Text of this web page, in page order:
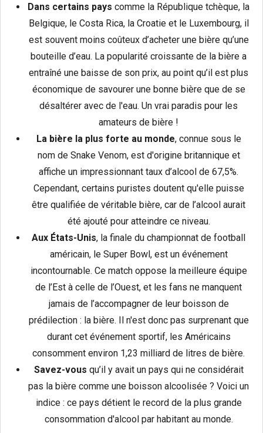
Dans certains pays comme la République tchèque, la
Belgique, le Costa Rica, la Croatie et le Luxembourg, il
est souvent moins coûteux d’acheter une bière qu’une
bouteille d’eau. La popularité croissante de la bière a
entraîné une baisse de son prix, au point qu’il est plus
économique de savourer une bonne bière que de se
désaltérer avec de l'eau. Un vrai paradis pour les
amateurs de bière !
La bière la plus forte au monde, connue sous le
nom de Snake Venom, est d'origine britannique et
affiche un impressionnant taux d’alcool de 67,5%.
Cependant, certains puristes doutent qu'elle puisse
être qualifiée de véritable bière, car de l’alcool aurait
été ajouté pour atteindre ce niveau.
Aux États-Unis, la finale du championnat de football
américain, le Super Bowl, est un événement
incontournable. Ce match oppose la meilleure équipe
de l’Est à celle de l’Ouest, et les fans ne manquent
jamais de l’accompagner de leur boisson de
prédilection : la bière. Il n'est donc pas surprenant que
durant cet événement sportif, les Américains
consomment environ 1,23 milliard de litres de bière.
Savez-vous qu’il y avait un pays qui ne considérait
pas la bière comme une boisson alcoolisée ? Voici un
indice : ce pays détient le record de la plus grande
consommation d'alcool par habitant au monde.